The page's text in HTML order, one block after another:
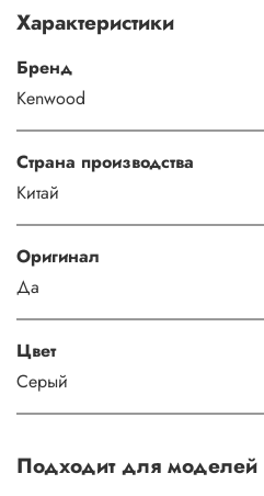
Характеристики
Бренд
Kenwood
Страна производства
Китай
Оригинал
Да
Цвет
Серый
Подходит для моделей